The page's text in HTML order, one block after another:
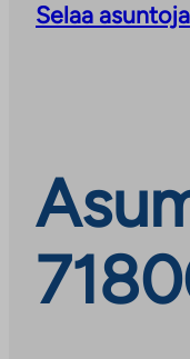
Selaa asuntoja